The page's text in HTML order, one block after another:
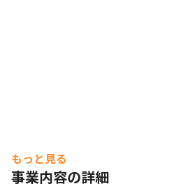
もっと見る
事業内容の詳細